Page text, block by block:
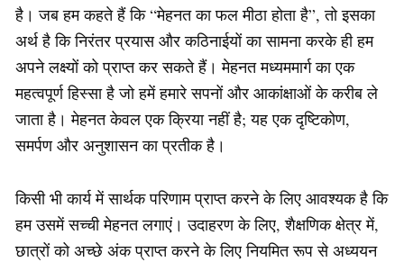
है। जब हम कहते हैं कि “मेहनत का फल मीठा होता है”, तो इसका
अर्थ है कि निरंतर प्रयास और कठिनाईयों का सामना करके ही हम
अपने लक्ष्यों को प्राप्त कर सकते हैं। मेहनत मध्यममार्ग का एक
महत्वपूर्ण हिस्सा है जो हमें हमारे सपनों और आकांक्षाओं के करीब ले
जाता है। मेहनत केवल एक क्रिया नहीं है; यह एक दृष्टिकोण,
समर्पण और अनुशासन का प्रतीक है।
किसी भी कार्य में सार्थक परिणाम प्राप्त करने के लिए आवश्यक है कि
हम उसमें सच्ची मेहनत लगाएं। उदाहरण के लिए, शैक्षणिक क्षेत्र में,
छात्रों को अच्छे अंक प्राप्त करने के लिए नियमित रूप से अध्ययन